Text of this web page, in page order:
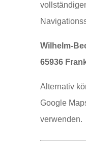
Wilhelm-
65936
Alternativ
Google
verwenden.